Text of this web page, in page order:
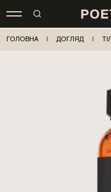
ГОЛОВНА ДОГЛЯД